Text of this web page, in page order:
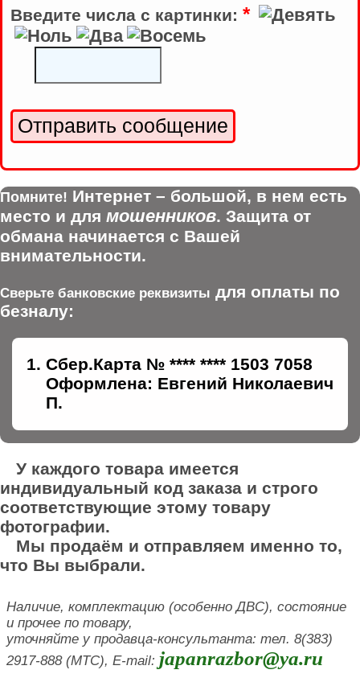
Введите числа с картинки: *
Помните! Интернет – большой, в нем есть
место и для мошенников. Защита от
обмана начинается с Вашей
внимательности.
Сверьте банковские реквизиты для оплаты по
безналу:
Сбер.Карта № **** **** 1503 7058
Оформлена: Евгений Николаевич
П.
У каждого товара имеется
индивидуальный код заказа и строго
соответствующие этому товару
фотографии.
Мы продаём и отправляем именно то,
что Вы выбрали.
Наличие, комплектацию (особенно ДВС), состояние
и прочее по товару,
уточняйте у продавца-консультанта: тел. 8(383)
2917-888 (МТС), E-mail: japanrazbor@ya.ru